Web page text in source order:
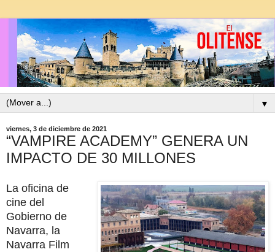
▼
viernes, 3 de diciembre de 2021
“VAMPIRE ACADEMY” GENERA UN
IMPACTO DE 30 MILLONES
La oficina de
cine del
Gobierno de
Navarra, la
Navarra Film